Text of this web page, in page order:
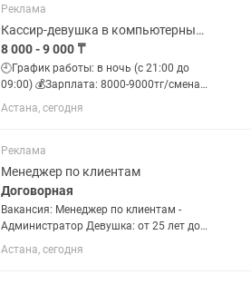
Word, Excel. Без вредных привычек....
Реклама
Кассир-девушка в компьютерный клуб
8 000 - 9 000 ₸
🕘График работы: в ночь (с 21:00 до
09:00) 💰Зарплата: 8000-9000тг/смена,
два раза в месяц зарплата 📋
Обязанности: умение работать на
времени, следить за чистотой...
Астана, сегодня
Реклама
Менеджер по клиентам
Договорная
Вакансия: Менеджер по клиентам -
Администратор Девушка: от 25 лет до
45 Istina Dance & Sport Academy
приглашает в команду ответственного
Астана, сегодня